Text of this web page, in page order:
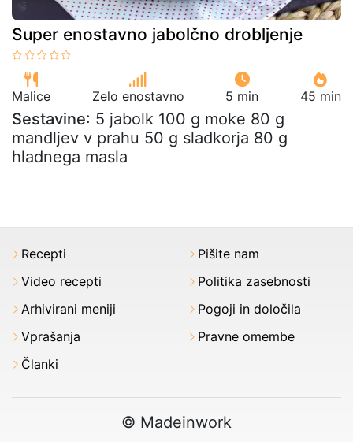
Super enostavno jabolčno drobljenje
Malice Zelo enostavno 5 min 45 min
Sestavine: 5 jabolk 100 g moke 80 g
mandljev v prahu 50 g sladkorja 80 g
hladnega masla
Recepti
Video recepti
Arhivirani meniji
Vprašanja
Članki
Pišite nam
Politika zasebnosti
Pogoji in določila
Pravne omembe
© Madeinwork